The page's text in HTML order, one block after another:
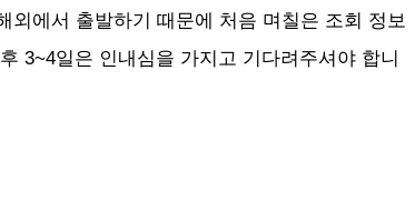
에서 출발하기 때문에 처음 며칠은 조회 정보
3~4일은 인내심을 가지고 기다려주셔야 합니